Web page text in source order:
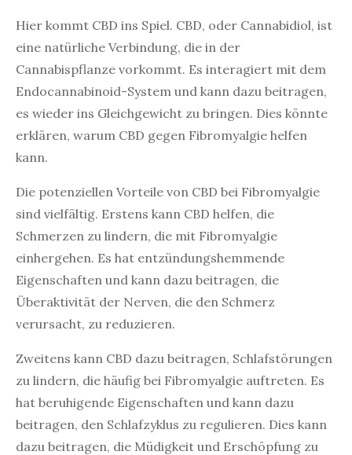
Hier kommt CBD ins Spiel. CBD, oder Cannabidiol, ist
eine natürliche Verbindung, die in der
Cannabispflanze vorkommt. Es interagiert mit dem
Endocannabinoid-System und kann dazu beitragen,
es wieder ins Gleichgewicht zu bringen. Dies könnte
erklären, warum CBD gegen Fibromyalgie helfen
kann.
Die potenziellen Vorteile von CBD bei Fibromyalgie
sind vielfältig. Erstens kann CBD helfen, die
Schmerzen zu lindern, die mit Fibromyalgie
einhergehen. Es hat entzündungshemmende
Eigenschaften und kann dazu beitragen, die
Überaktivität der Nerven, die den Schmerz
verursacht, zu reduzieren.
Zweitens kann CBD dazu beitragen, Schlafstörungen
zu lindern, die häufig bei Fibromyalgie auftreten. Es
hat beruhigende Eigenschaften und kann dazu
beitragen, den Schlafzyklus zu regulieren. Dies kann
dazu beitragen, die Müdigkeit und Erschöpfung zu